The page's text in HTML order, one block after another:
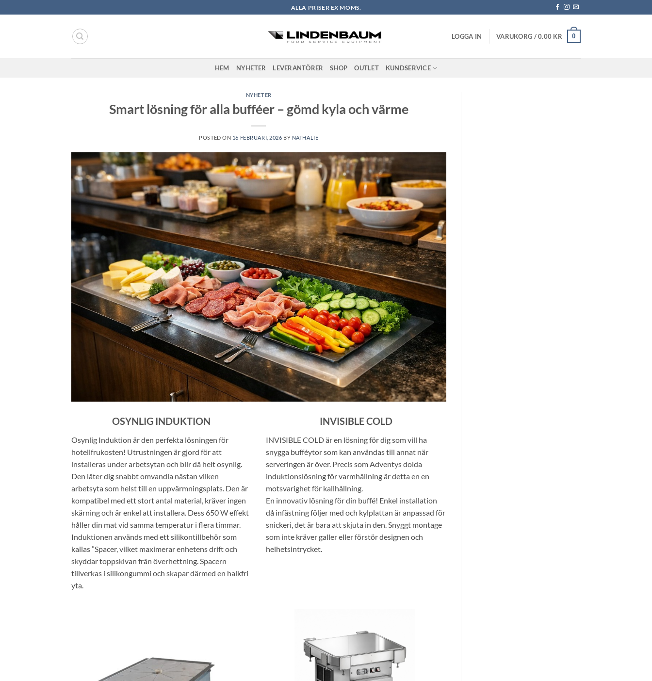
to
ALLA PRISER EX MOMS.
LOGGA IN VARUKORG /0.00 KR 0
HEM NYHETER LEVERANTÖRER SHOP OUTLET KUNDSERVICE
NYHETER
Smart lösning för alla bufféer – gömd kyla och värme
POSTED ON 16 FEBRUARI, 2026 BY NATHALIE
OSYNLIG INDUKTION
Osynlig Induktion är den perfekta lösningen för
hotellfrukosten! Utrustningen är gjord för att
installeras under arbetsytan och blir då helt osynlig.
Den låter dig snabbt omvandla nästan vilken
arbetsyta som helst till en uppvärmningsplats. Den är
kompatibel med ett stort antal material, kräver ingen
skärning och är enkel att installera. Dess 650 W effekt
håller din mat vid samma temperatur i flera timmar.
Induktionen används med ett silikontillbehör som
kallas ”Spacer, vilket maximerar enhetens drift och
skyddar toppskivan från överhettning. Spacern
tillverkas i silikongummi och skapar därmed en halkfri
yta.
INVISIBLE COLD
INVISIBLE COLD är en lösning för dig som vill ha
snygga bufféytor som kan användas till annat när
serveringen är över. Precis som Adventys dolda
induktionslösning för varmhållning är detta en en
motsvarighet för kallhållning.
En innovativ lösning för din buffé! Enkel installation
då infästning följer med och kylplattan är anpassad för
snickeri, det är bara att skjuta in den. Snyggt montage
som inte kräver galler eller förstör designen och
helhetsintrycket.